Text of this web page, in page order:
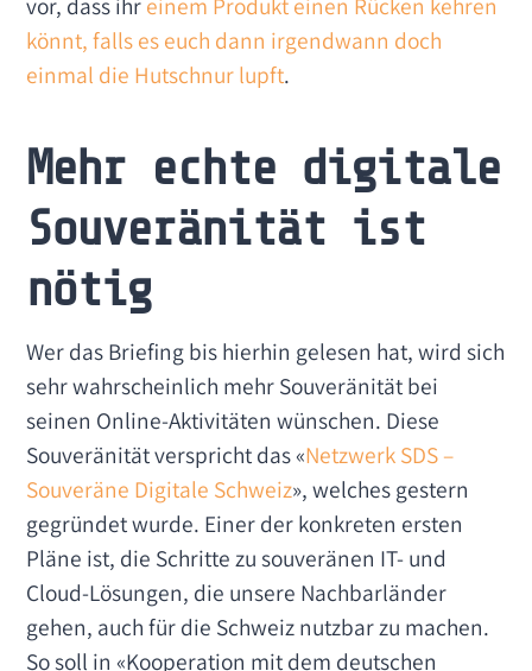
könnt, falls es euch dann irgendwann doch
einmal die Hutschnur lupft.
Mehr echte digitale
Souveränität ist
nötig
Wer das Briefing bis hierhin gelesen hat, wird sich
sehr wahrscheinlich mehr Souveränität bei
seinen Online-Aktivitäten wünschen. Diese
Souveränität verspricht das «Netzwerk SDS –
Souveräne Digitale Schweiz», welches gestern
gegründet wurde. Einer der konkreten ersten
Pläne ist, die Schritte zu souveränen IT- und
Cloud-Lösungen, die unsere Nachbarländer
gehen, auch für die Schweiz nutzbar zu machen.
So soll in «Kooperation mit dem deutschen